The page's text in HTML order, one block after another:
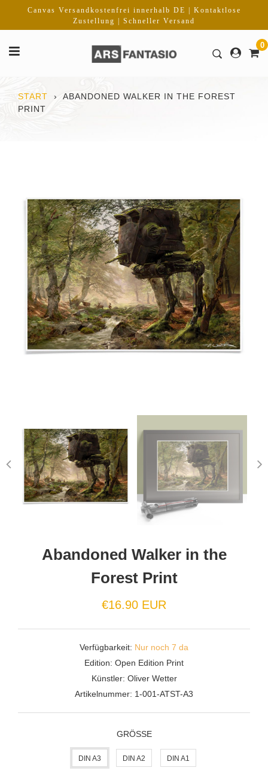
Inhalt
Canvas Versandkostenfrei innerhalb DE | Kontaktlose
Zustellung | Schneller Versand
0
START ›
ABANDONED WALKER IN THE FOREST
PRINT
Abandoned Walker in the
Forest Print
€16.90 EUR
Verfügbarkeit: Nur noch 7 da
Edition: Open Edition Print
Künstler: Oliver Wetter
Artikelnummer: 1-001-ATST-A3
GRÖSSE
DIN A3 DIN A2 DIN A1